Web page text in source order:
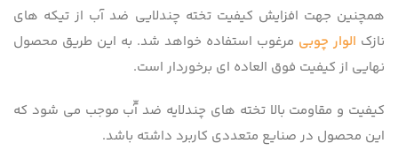
همچنین جهت افزایش کیفیت تخته چندلایی ضد آب از تیکه های
نازک الوار چوبی مرغوب استفاده خواهد شد. به این طریق محصول
نهایی از کیفیت فوق العاده ای برخوردار است.
کیفیت و مقاومت بالا تخته های چندلایه ضد آّب موجب می شود که
این محصول در صنایع متعددی کاربرد داشته باشد.